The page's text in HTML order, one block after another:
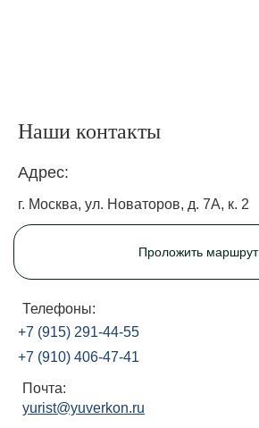
Наши контакты
Адрес:
г. Москва, ул. Новаторов, д. 7А, к. 2
Проложить маршрут
Телефоны:
+7 (915) 291-44-55
+7 (910) 406-47-41
Почта:
yurist@yuverkon.ru